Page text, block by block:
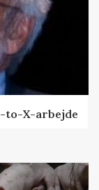
to-X-arbejde